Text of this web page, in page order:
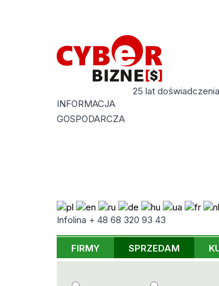
25 lat doświadczenia
INFORMACJA
GOSPODARCZA
Infolina + 48 68 320 93 43
FIRMY SPRZEDAM